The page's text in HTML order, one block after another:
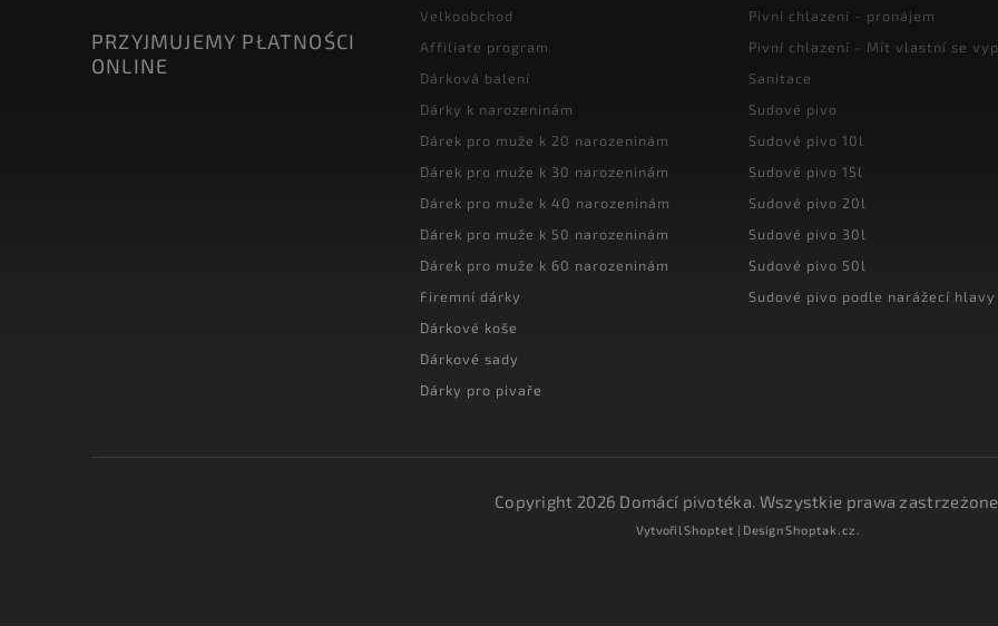
PRZYJMUJEMY PŁATNOŚCI
ONLINE
Velkoobchod
Affiliate program
Dárková balení
Dárky k narozeninám
Dárek pro muže k 20 narozeninám
Dárek pro muže k 30 narozeninám
Dárek pro muže k 40 narozeninám
Dárek pro muže k 50 narozeninám
Dárek pro muže k 60 narozeninám
Firemní dárky
Dárkové koše
Dárkové sady
Dárky pro pivaře
Pivní chlazení - pronájem
Pivní chlazení - Mít vlastní se
Sanitace
Sudové pivo
Sudové pivo 10l
Sudové pivo 15l
Sudové pivo 20l
Sudové pivo 30l
Sudové pivo 50l
Sudové pivo podle narážecí hlavy
Copyright 2026 Domácí pivotéka. Wszystkie prawa
VytvořilShoptet | DesignShoptak.cz.